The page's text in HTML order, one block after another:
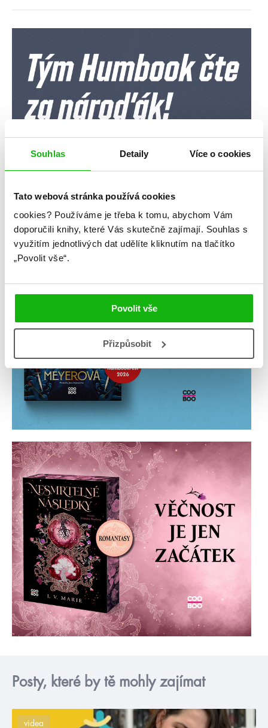
Souhlas Detaily Více o cookies
Tato webová stránka používá cookies
cookies? Používáme je třeba k tomu, abychom Vám
doporučili knihy, které Vás skutečně zajímají. Souhlas s
využitím jednotlivých dat udělíte kliknutím na tlačítko
„Povolit vše“.
Povolit vše
Přizpůsobit
Posty, které by tě mohly zajímat
videa